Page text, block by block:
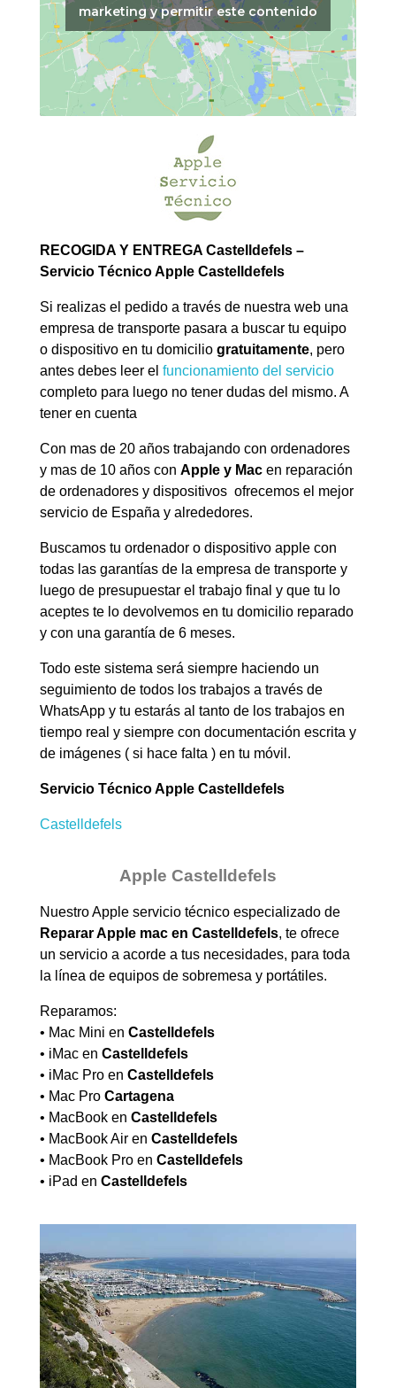
marketing y permitir este contenido
RECOGIDA Y ENTREGA Castelldefels –
Servicio Técnico Apple Castelldefels
Si realizas el pedido a través de nuestra web una
empresa de transporte pasara a buscar tu equipo
o dispositivo en tu domicilio gratuitamente, pero
antes debes leer el funcionamiento del servicio
completo para luego no tener dudas del mismo. A
tener en cuenta
Con mas de 20 años trabajando con ordenadores
y mas de 10 años con Apple y Mac en reparación
de ordenadores y dispositivos ofrecemos el mejor
servicio de España y alrededores.
Buscamos tu ordenador o dispositivo apple con
todas las garantías de la empresa de transporte y
luego de presupuestar el trabajo final y que tu lo
aceptes te lo devolvemos en tu domicilio reparado
y con una garantía de 6 meses.
Todo este sistema será siempre haciendo un
seguimiento de todos los trabajos a través de
WhatsApp y tu estarás al tanto de los trabajos en
tiempo real y siempre con documentación escrita y
de imágenes ( si hace falta ) en tu móvil.
Servicio Técnico Apple Castelldefels
Castelldefels
Apple Castelldefels
Nuestro Apple servicio técnico especializado de
Reparar Apple mac en Castelldefels, te ofrece
un servicio a acorde a tus necesidades, para toda
la línea de equipos de sobremesa y portátiles.
Reparamos:
• Mac Mini en Castelldefels
• iMac en Castelldefels
• iMac Pro en Castelldefels
• Mac Pro Cartagena
• MacBook en Castelldefels
• MacBook Air en Castelldefels
• MacBook Pro en Castelldefels
• iPad en Castelldefels